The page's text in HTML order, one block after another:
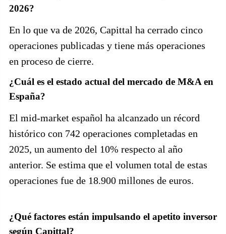
2026?
En lo que va de 2026, Capittal ha cerrado cinco
operaciones publicadas y tiene más operaciones
en proceso de cierre.
¿Cuál es el estado actual del mercado de M&A en
España?
El mid-market español ha alcanzado un récord
histórico con 742 operaciones completadas en
2025, un aumento del 10% respecto al año
anterior. Se estima que el volumen total de estas
operaciones fue de 18.900 millones de euros.
¿Qué factores están impulsando el apetito inversor
según Capittal?